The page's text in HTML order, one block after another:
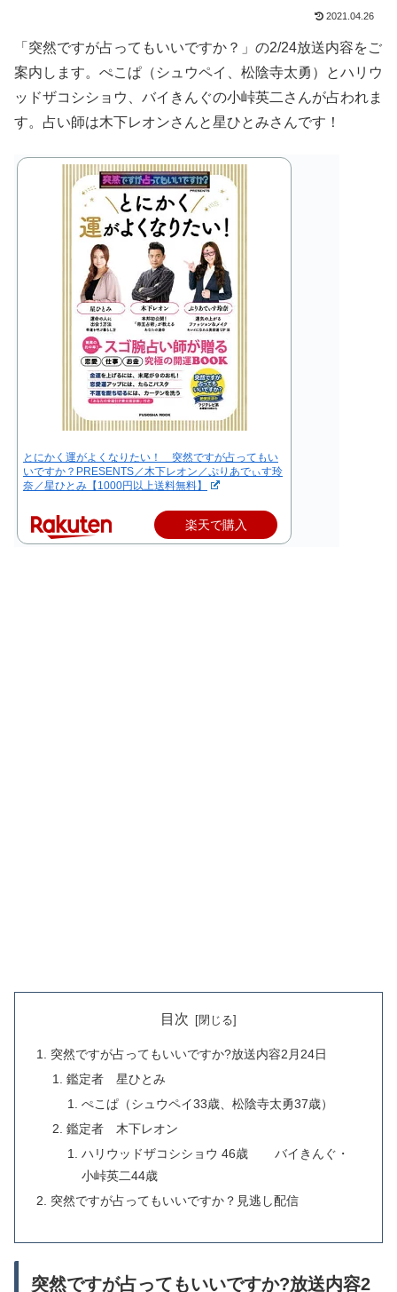
2021.04.26
「突然ですが占ってもいいですか？」の2/24放送内容をご
案内します。ぺこぱ（シュウペイ、松陰寺太勇）とハリウ
ッドザコシショウ、バイきんぐの小峠英二さんが占われま
す。占い師は木下レオンさんと星ひとみさんです！
とにかく運がよくなりたい！ 突然ですが占ってもい
いですか？PRESENTS／木下レオン／ぷりあでぃす玲
奈／星ひとみ【1000円以上送料無料】
楽天で購入
目次
突然ですが占ってもいいですか?放送内容2月24日
鑑定者 星ひとみ
ぺこぱ（シュウペイ33歳、松陰寺太勇37歳）
鑑定者 木下レオン
ハリウッドザコシショウ 46歳 バイきんぐ・
小峠英二44歳
突然ですが占ってもいいですか？見逃し配信
突然ですが占ってもいいですか?放送内容2